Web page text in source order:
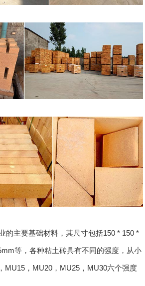
的主要基础材料，其尺寸包括150 * 150 *
等，各种粘土砖具有不同的强度，从小
MU15，MU20，MU25，MU30六个强度